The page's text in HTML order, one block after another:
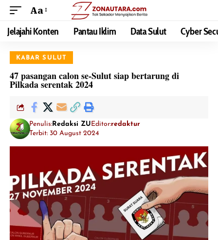
Aa
Jelajahi Konten Pantau Iklim Data Sulut Cyber
KABAR SULUT
47 pasangan calon se-Sulut siap bertarung di
Pilkada serentak 2024
Penulis:Redaksi ZUEditor:redaktur
Terbit: 30 August 2024